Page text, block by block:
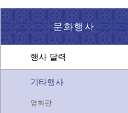
문화행사
행사 달력
기타행사
영화관